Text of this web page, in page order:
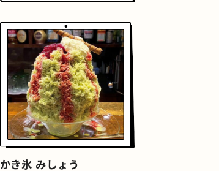
おにぎり
かき氷 みしょう